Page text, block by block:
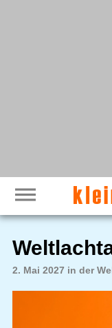
2. Mai 2027 in der